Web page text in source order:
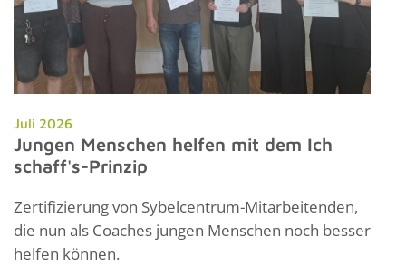
Juli 2026
Jungen Menschen helfen mit dem Ich
schaff's-Prinzip
Zertifizierung von Sybelcentrum-Mitarbeitenden,
die nun als Coaches jungen Menschen noch besser
helfen können.